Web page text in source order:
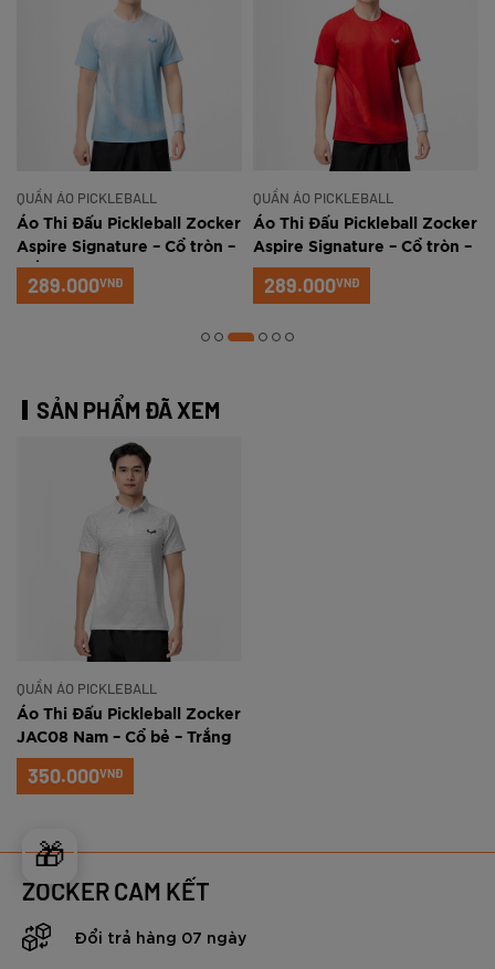
🎁
QUẦN ÁO PICKLEBALL
Áo Thi Đấu Pickleball Zocker
Aspire Signature – Cổ tròn –
Trắng xanh
289.000VNĐ
QUẦN ÁO PICKLEBALL
Áo Thi Đấu Pickleball Zocker
Aspire Signature – Cổ tròn –
Đỏ
289.000VNĐ
SẢN PHẨM ĐÃ XEM
QUẦN ÁO PICKLEBALL
Áo Thi Đấu Pickleball Zocker
JAC08 Nam – Cổ bẻ – Trắng
350.000VNĐ
ZOCKER CAM KẾT
Đổi trả hàng 07 ngày